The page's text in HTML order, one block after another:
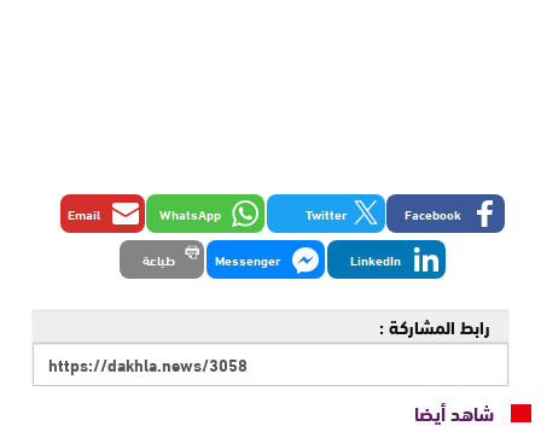
Facebook
Twitter
WhatsApp
Email
LinkedIn
Messenger طباعة
رابط المشاركة :
شاهد أيضا